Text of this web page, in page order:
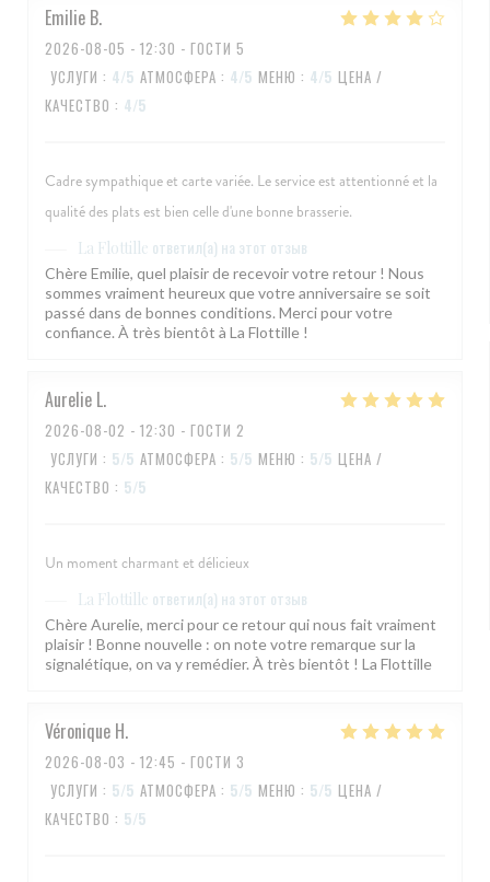
Emilie B
2026-08-05 - 12:30 - ГОСТИ 5
УСЛУГИ : 4/5 АТМОСФЕРА : 4/5 МЕНЮ : 4/5 ЦЕНА /
КАЧЕСТВО : 4/5
Cadre sympathique et carte variée. Le service est attentionné et la
qualité des plats est bien celle d'une bonne brasserie.
La Flottille ответил(а) на этот отзыв
Chère Emilie, quel plaisir de recevoir votre retour ! Nous
sommes vraiment heureux que votre anniversaire se soit
passé dans de bonnes conditions. Merci pour votre
confiance. À très bientôt à La Flottille !
Aurelie L
2026-08-02 - 12:30 - ГОСТИ 2
УСЛУГИ : 5/5 АТМОСФЕРА : 5/5 МЕНЮ : 5/5 ЦЕНА /
КАЧЕСТВО : 5/5
Un moment charmant et délicieux
La Flottille ответил(а) на этот отзыв
Chère Aurelie, merci pour ce retour qui nous fait vraiment
plaisir ! Bonne nouvelle : on note votre remarque sur la
signalétique, on va y remédier. À très bientôt ! La Flottille
Véronique H
2026-08-03 - 12:45 - ГОСТИ 3
УСЛУГИ : 5/5 АТМОСФЕРА : 5/5 МЕНЮ : 5/5 ЦЕНА /
КАЧЕСТВО : 5/5